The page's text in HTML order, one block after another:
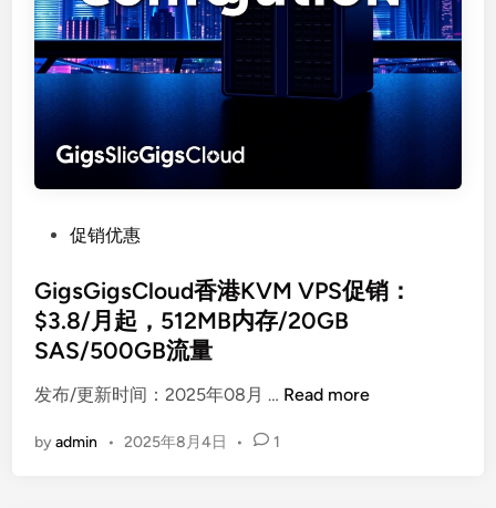
s
t
e
d
i
促销优惠
GigsGigsCloud香港KVM VPS促销：
$3.8/月起，512MB内存/20GB
SAS/500GB流量
发布/更新时间：2025年08月 … G
Read more
byadmin • 2025年8月4日 • 1